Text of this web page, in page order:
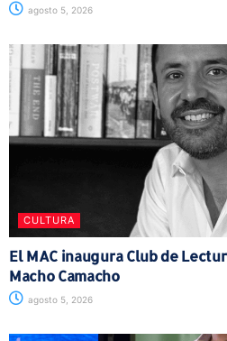
agosto 5, 2026
CULTURA
El MAC inaugura Club de
Macho Camacho
agosto 5, 2026